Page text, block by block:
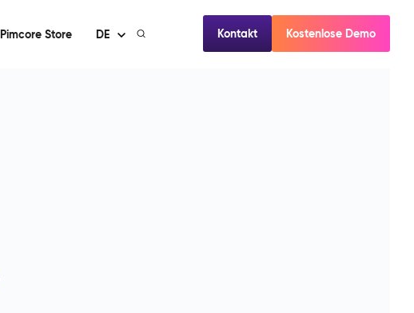
Pimcore Store DE Kontakt Kostenlose Demo